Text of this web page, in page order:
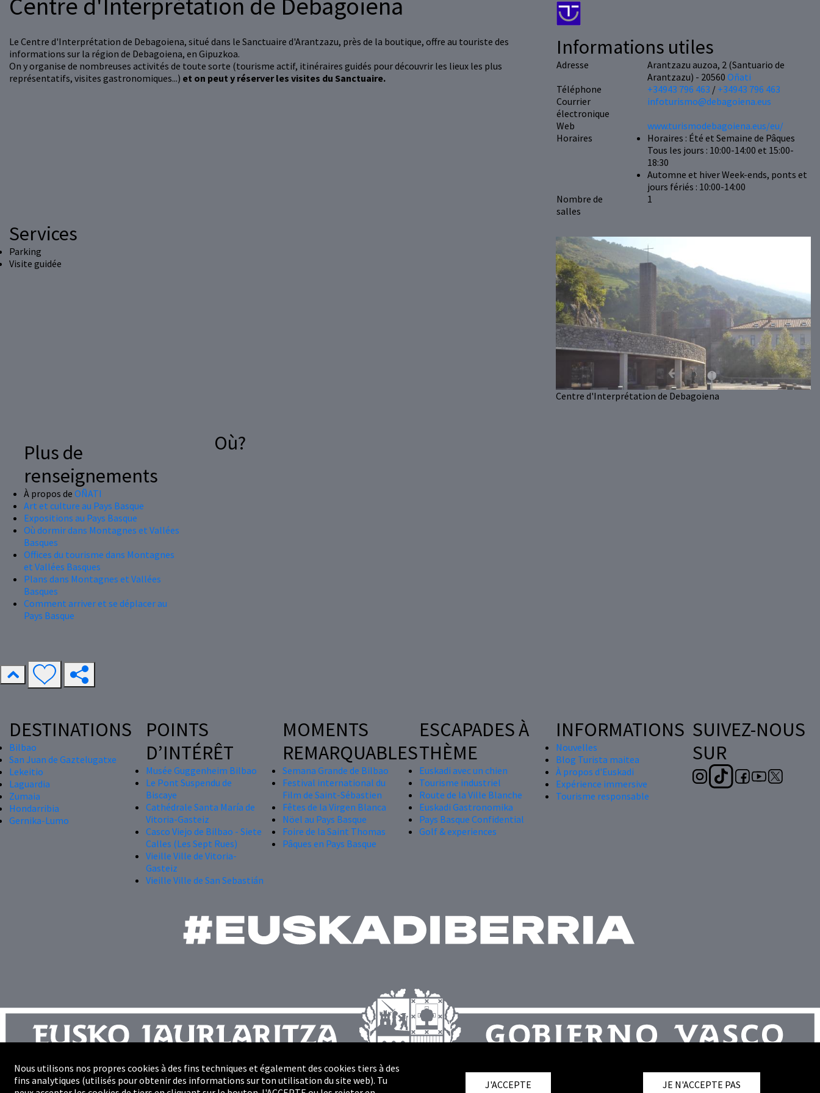
Centre d'Interprétation de Debagoiena
Le Centre d'Interprétation de Debagoiena, situé dans le Sanctuaire d'Arantzazu, près de la boutique, offre au touriste des
informations sur la région de Debagoiena, en Gipuzkoa.
On y organise de nombreuses activités de toute sorte (tourisme actif, itinéraires guidés pour découvrir les lieux les plus
représentatifs, visites gastronomiques...) et on peut y réserver les visites du Sanctuaire.
Informations utiles
Adresse
Arantzazu auzoa, 2 (Santuario de
Arantzazu) - 20560 Oñati
Téléphone
+34943 796 463 / +34943 796 463
Courrier
électronique
infoturismo@debagoiena.eus
Web
www.turismodebagoiena.eus/eu/
Horaires
Horaires : Été et Semaine de Pâques
Tous les jours : 10:00-14:00 et 15:00-
18:30
Automne et hiver Week-ends, ponts et
jours fériés : 10:00-14:00
Nombre de
salles
1
Services
Parking
Visite guidée
Centre d'Interprétation de Debagoiena
Plus de
renseignements
À propos de OÑATI
Art et culture au Pays Basque
Expositions au Pays Basque
Où dormir dans Montagnes et Vallées
Basques
Offices du tourisme dans Montagnes
et Vallées Basques
Plans dans Montagnes et Vallées
Basques
Comment arriver et se déplacer au
Pays Basque
Où?
DESTINATIONS
Bilbao
San Juan de Gaztelugatxe
Lekeitio
Laguardia
Zumaia
Hondarribia
Gernika-Lumo
POINTS
D’INTÉRÊT
Musée Guggenheim Bilbao
Le Pont Suspendu de
Biscaye
Cathédrale Santa María de
Vitoria-Gasteiz
Casco Viejo de Bilbao - Siete
Calles (Les Sept Rues)
Vieille Ville de Vitoria-
Gasteiz
Vieille Ville de San Sebastián
MOMENTS
REMARQUABLES
Semana Grande de Bilbao
Festival international du
Film de Saint-Sébastien
Fêtes de la Virgen Blanca
Nöel au Pays Basque
Foire de la Saint Thomas
Pâques en Pays Basque
ESCAPADES À
THÈME
Euskadi avec un chien
Tourisme industriel
Route de la Ville Blanche
Euskadi Gastronomika
Pays Basque Confidential
Golf & experiences
INFORMATIONS
Nouvelles
Blog Turista maitea
À propos d'Euskadi
Expérience immersive
Tourisme responsable
SUIVEZ-NOUS
SUR
Plan du site
Nous utilisons nos propres cookies à des fins techniques et également des cookies tiers à des
fins analytiques (utilisés pour obtenir des informations sur ton utilisation du site web). Tu
J'ACCEPTE JE N'ACCEPTE PAS